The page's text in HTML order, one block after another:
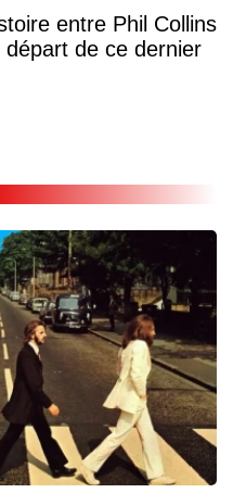
entre Phil Collins
de ce dernier